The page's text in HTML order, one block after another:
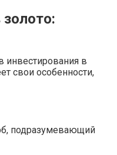
инвестирования в
свои особенности,
подразумевающий